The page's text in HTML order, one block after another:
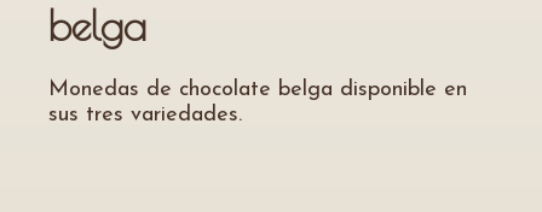
belga
Monedas de chocolate belga disponible en
sus tres variedades.